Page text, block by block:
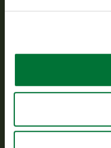
Kundtjänst
Vardagar kl. 9–15
Ofta ställda frågor